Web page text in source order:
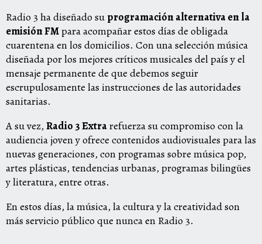
Radio 3 ha diseñado su programación alternativa en la
emisión FMpara acompañar estos días de obligada
cuarentena en los domicilios. Con una selección música
diseñada por los mejores críticos musicales del país y el
mensaje permanente de que debemos seguir
escrupulosamente las instrucciones de las autoridades
sanitarias.
A su vez,Radio 3 Extrarefuerza su compromiso con la
audiencia joven y ofrece contenidos audiovisuales para las
nuevas generaciones, con programas sobre música pop,
artes plásticas, tendencias urbanas, programas bilingües
y literatura, entre otras.
En estos días, la música, la cultura y la creatividad son
más servicio público que nunca en Radio 3.